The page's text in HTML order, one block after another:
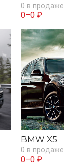
0 в продаже
0–0 ₽
BMW X5
0 в продаже
0–0 ₽